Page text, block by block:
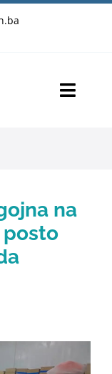
objavena
posto